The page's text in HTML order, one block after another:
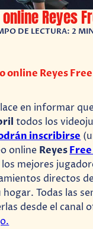
Reyes
DE LECTURA: 2
online Reyes
en informar
todos los
inscribirse
online Reyes
mejores
directos
Todas las
desde el canal